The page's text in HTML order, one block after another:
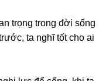
trọng trong đời sống
ta nghĩ tốt cho ai